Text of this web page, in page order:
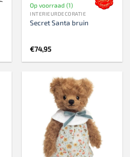
Op voorraad (1)
INTERIEURDECORATIE
Secret Santa bruin
€74,95